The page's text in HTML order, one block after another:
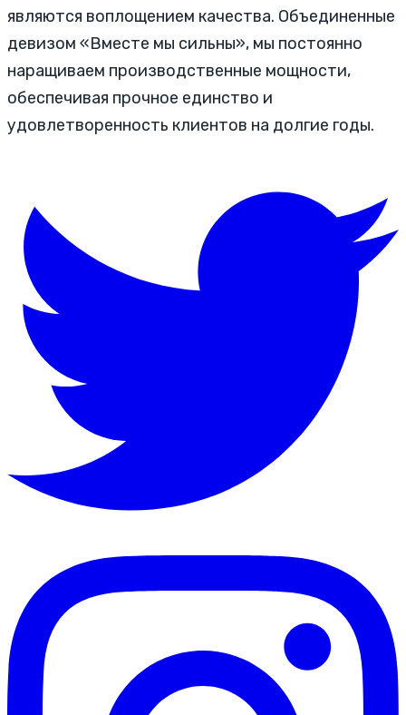
являются воплощением качества. Объединенные
девизом «Вместе мы сильны», мы постоянно
наращиваем производственные мощности,
обеспечивая прочное единство и
удовлетворенность клиентов на долгие годы.